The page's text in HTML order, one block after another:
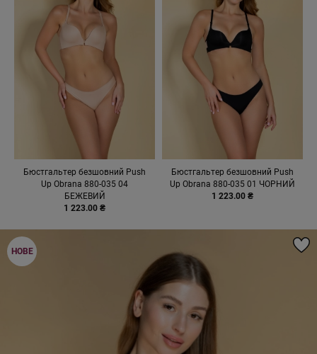
Бюстгальтер безшовний Push
Up Obrana 880-035 04
БЕЖЕВИЙ
1 223.00 ₴
Бюстгальтер безшовний Push
Up Obrana 880-035 01 ЧОРНИЙ
1 223.00 ₴
НОВЕ